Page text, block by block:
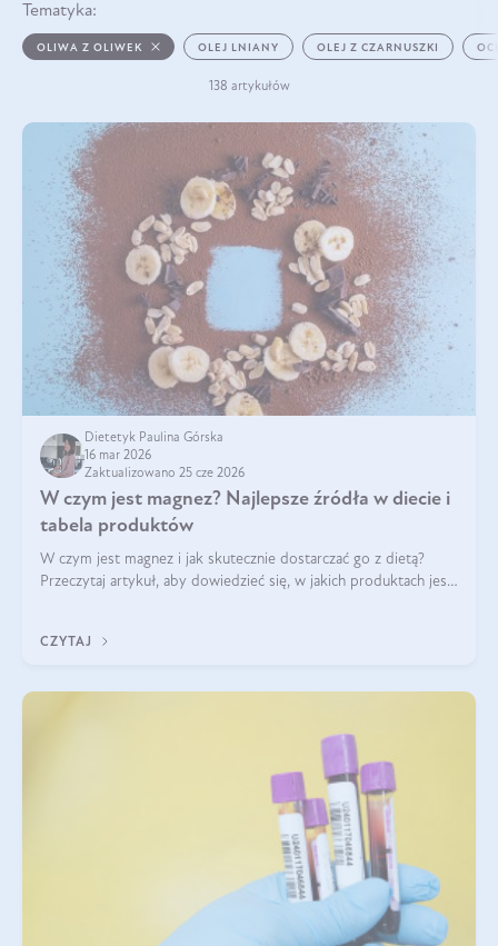
Tematyka:
OLIWA Z OLIWEK OLEJ LNIANY OLEJ Z CZARNUSZKI
138 artykułów
Dietetyk Paulina Górska
16 mar 2026
Zaktualizowano 25 cze 2026
W czym jest magnez? Najlepsze źródła w diecie i
tabela produktów
W czym jest magnez i jak skutecznie dostarczać go z dietą?
Przeczytaj artykuł, aby dowiedzieć się, w jakich produktach jest
CZYTAJ